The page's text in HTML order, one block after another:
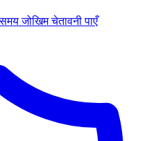
जोखिम चेतावनी पाएँ